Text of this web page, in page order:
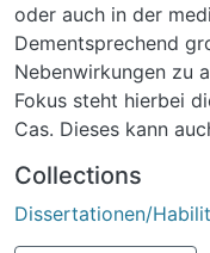
oder auch in der
Dementsprechend
Nebenwirkungen zu
Fokus steht hierbei
Cas. Dieses kann
konstruierten
die Gefahr nicht
insbesondere, da die
Collections
Dissertationen/